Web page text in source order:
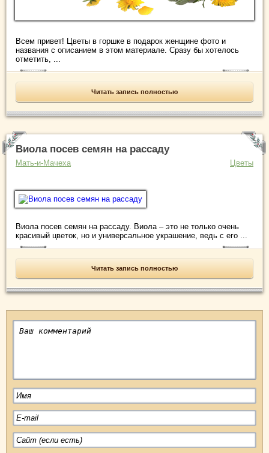
Всем привет! Цветы в горшке в подарок женщине фото и
названия с описанием в этом материале. Сразу бы хотелось
отметить, ...
Читать запись полностью
Виола посев семян на рассаду
Мать-и-Мачеха Цветы
Виола посев семян на рассаду. Виола – это не только очень
красивый цветок, но и универсальное украшение, ведь с его ...
Читать запись полностью